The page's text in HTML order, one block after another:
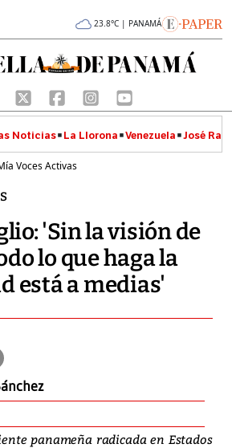
23.8°C | PANAMÁ
Noticias La Llorona Venezuela José
Voces Activas
'Sin la visión de
lo que haga la
está a medias'
panameña radicada en Estados